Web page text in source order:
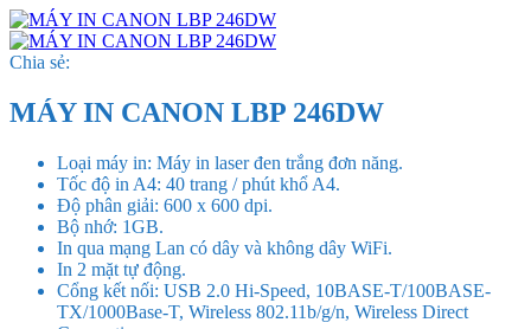
Chia sẻ:
MÁY IN CANON LBP 246DW
Loại máy in: Máy in laser đen trắng đơn năng.
Tốc độ in A4: 40 trang / phút khổ A4.
Độ phân giải: 600 x 600 dpi.
Bộ nhớ: 1GB.
In qua mạng Lan có dây và không dây WiFi.
In 2 mặt tự động.
Cổng kết nối: USB 2.0 Hi-Speed, 10BASE-T/100BASE-
TX/1000Base-T, Wireless 802.11b/g/n, Wireless Direct